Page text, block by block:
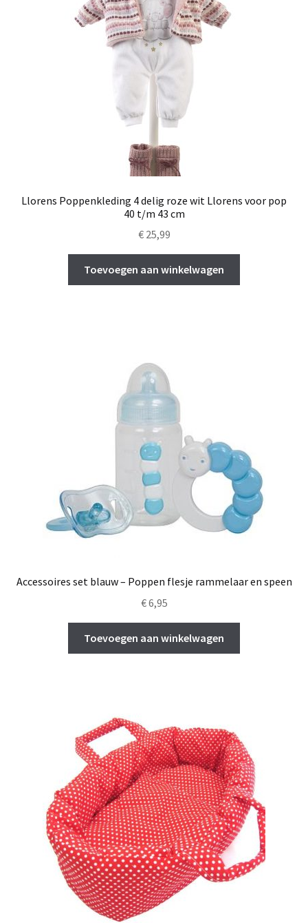
Llorens Poppenkleding 4 delig roze wit Llorens voor pop
40 t/m 43 cm
€25,99
Toevoegen aan winkelwagen
Accessoires set blauw – Poppen flesje rammelaar en speen
€6,95
Toevoegen aan winkelwagen